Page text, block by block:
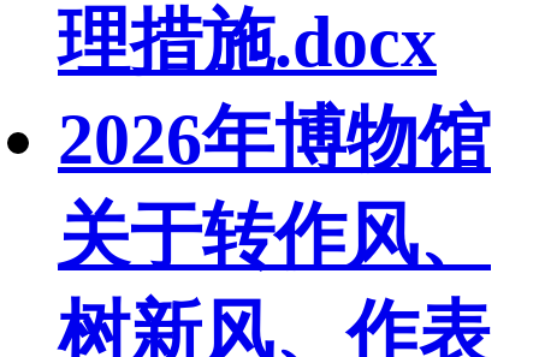
理措施.docx
2026年博物馆
关于转作风、
树新风、作表